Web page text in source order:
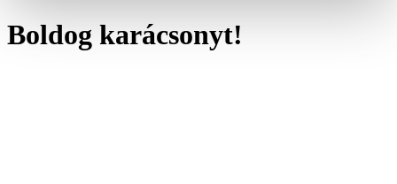
Boldog karácsonyt!